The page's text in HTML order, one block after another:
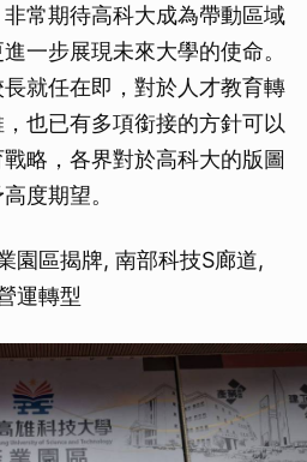
常期待高科大成為帶動區域
一步展現未來大學的使命。
就任在即，對於人才教育轉
也已有多項銜接的方針可以
略，各界對於高科大的版圖
度期望。
園區揭牌, 南部科技S廊道,
運轉型